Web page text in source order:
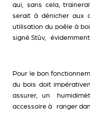
qui, sans cela,
serait à dénicher aux
utilisation du poêle à
signé Stûv, évidemment.
Pour le bon
du bois doit
assurer, un
accessoire à ranger